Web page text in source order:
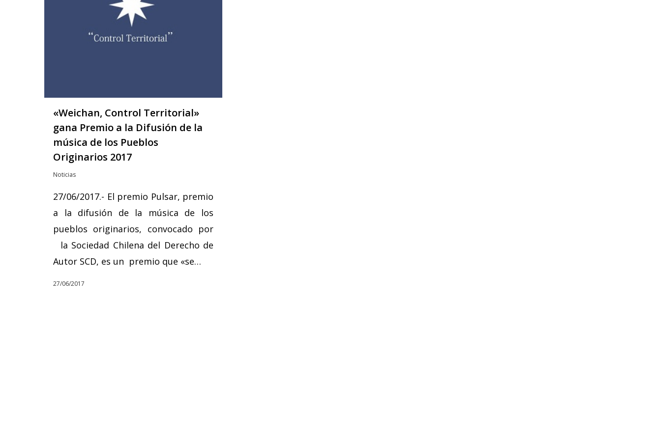
«Weichan, Control Territorial»
gana Premio a la Difusión de la
música de los Pueblos
Originarios 2017
Noticias
27/06/2017.- El premio Pulsar, premio
a la difusión de la música de los
pueblos originarios, convocado por
la Sociedad Chilena del Derecho de
Autor SCD, es un premio que «se…
27/06/2017